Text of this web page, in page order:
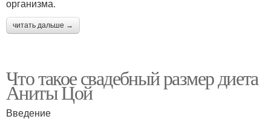
организма.
читать дальше →
Что такое свадебный размер диета
Аниты Цой
Введение